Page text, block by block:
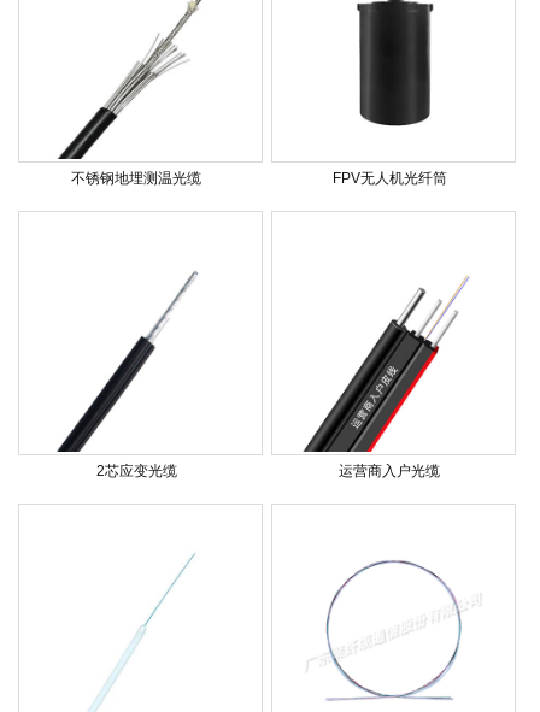
不锈钢地埋测温光缆 FPV无人机光纤筒
2芯应变光缆 运营商入户光缆